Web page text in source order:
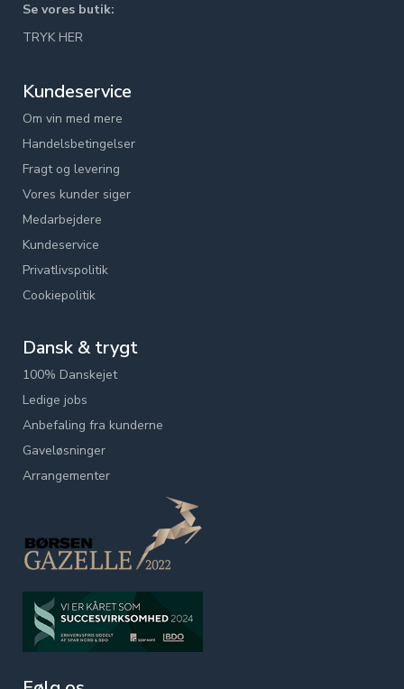
Se vores butik:
TRYK HER
Kundeservice
Om vin med mere
Handelsbetingelser
Fragt og levering
Vores kunder siger
Medarbejdere
Kundeservice
Privatlivspolitik
Cookiepolitik
Dansk & trygt
100% Danskejet
Ledige jobs
Anbefaling fra kunderne
Gaveløsninger
Arrangementer